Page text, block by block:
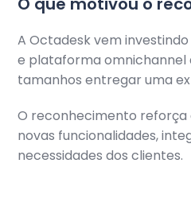
A Octadesk vem
e plataforma omnichannel
tamanhos entregar uma
O reconhecimento reforça
novas funcionalidades,
necessidades dos clientes.